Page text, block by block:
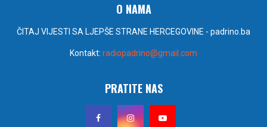
O NAMA
ČITAJ VIJESTI SA LJEPŠE STRANE HERCEGOVINE - padrino.ba
Kontakt: radiopadrino@gmail.com
PRATITE NAS